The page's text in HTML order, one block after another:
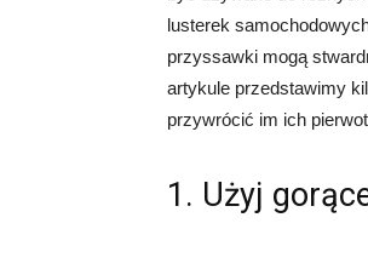
lusterek
przyssawki mogą
artykule przedstawimy
przywrócić im ich
1. Użyj